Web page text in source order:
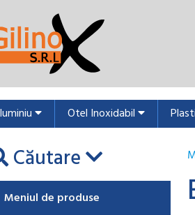
Otel Inoxidabil
Căutare
Meniul de produse